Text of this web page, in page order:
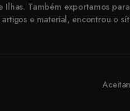
Também exportamos
e material, encontrou o